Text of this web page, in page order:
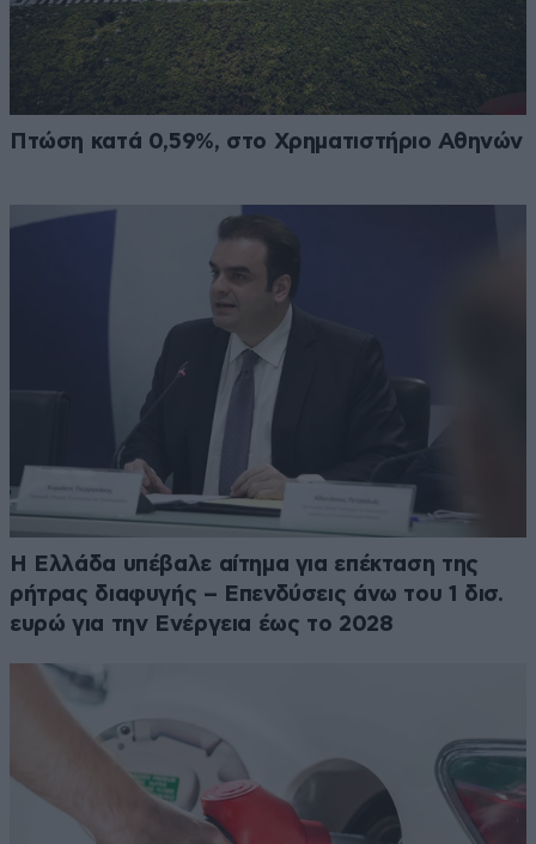
Πτώση κατά 0,59%, στο Χρηματιστήριο Αθηνών
Η Ελλάδα υπέβαλε αίτημα για επέκταση της
ρήτρας διαφυγής – Επενδύσεις άνω του 1 δισ.
ευρώ για την Ενέργεια έως το 2028